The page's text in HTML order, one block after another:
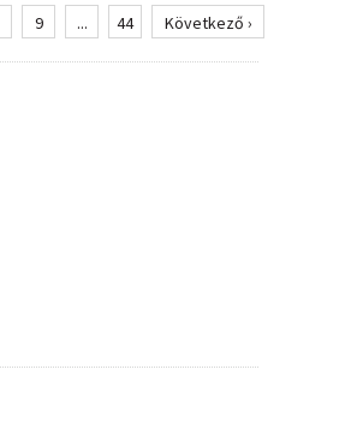
9 ... 44 Következő ›